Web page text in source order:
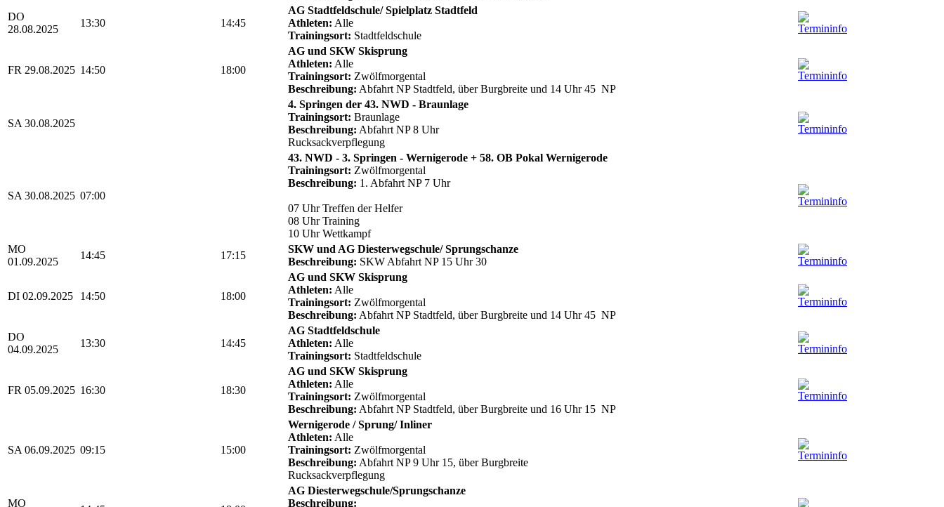
DO
28.08.2025
13:30 14:45
AG Stadtfeldschule/ Spielplatz Stadtfeld
Athleten: Alle
Trainingsort: Stadtfeldschule
FR 29.08.2025 14:50 18:00
AG und SKW Skisprung
Athleten: Alle
Trainingsort: Zwölfmorgental
Beschreibung: Abfahrt NP Stadtfeld, über Burgbreite und 14 Uhr 45 NP
SA 30.08.2025
4. Springen der 43. NWD - Braunlage
Trainingsort: Braunlage
Beschreibung: Abfahrt NP 8 Uhr
Rucksackverpflegung
SA 30.08.2025 07:00
43. NWD - 3. Springen - Wernigerode + 58. OB Pokal Wernigerode
Trainingsort: Zwölfmorgental
Beschreibung: 1. Abfahrt NP 7 Uhr
07 Uhr Treffen der Helfer
08 Uhr Training
10 Uhr Wettkampf
MO
01.09.2025
14:45 17:15
SKW und AG Diesterwegschule/ Sprungschanze
Beschreibung: SKW Abfahrt NP 15 Uhr 30
DI 02.09.2025 14:50 18:00
AG und SKW Skisprung
Athleten: Alle
Trainingsort: Zwölfmorgental
Beschreibung: Abfahrt NP Stadtfeld, über Burgbreite und 14 Uhr 45 NP
DO
04.09.2025
13:30 14:45
AG Stadtfeldschule
Athleten: Alle
Trainingsort: Stadtfeldschule
FR 05.09.2025 16:30 18:30
AG und SKW Skisprung
Athleten: Alle
Trainingsort: Zwölfmorgental
Beschreibung: Abfahrt NP Stadtfeld, über Burgbreite und 16 Uhr 15 NP
SA 06.09.2025 09:15 15:00
Wernigerode / Sprung/ Inliner
Athleten: Alle
Trainingsort: Zwölfmorgental
Beschreibung: Abfahrt NP 9 Uhr 15, über Burgbreite
Rucksackverpflegung
MO
AG Diesterwegschule/Sprungschanze
Beschreibung: